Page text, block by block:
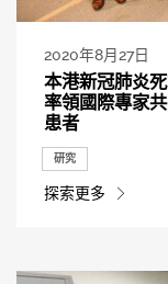
2020年8月27日
本港新冠肺炎
率領國際專家
患者
研究
探索更多